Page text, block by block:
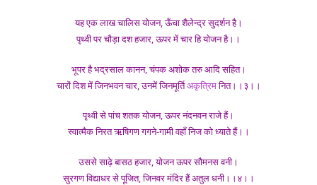
यह एक लाख चालिस योजन, ऊँचा शैलेन्द्र सुदर्शन है।
पृथ्वी पर चौड़ा दश हजार, ऊपर में चार हि योजन है।।
भूपर है भद्रसाल कानन, चंपक अशोक तरु आदि सहित।
चारों दिश में जिनभवन चार, उनमें जिनमूर्तिअकृत्रिमनित।।३।।
पृथ्वी से पांच शतक योजन, ऊपर नंदनवन राजे हैं।
स्वात्मैक निरत ऋषिगण गगने-गामी वहाँ निज को ध्याते हैं।।
उससे साढ़े बासठ हजार, योजन ऊपर सौमनस वनी।
सुरगण विद्याधर से पूजित, जिनवर मंदिर हैं अतुल धनी।।४।।